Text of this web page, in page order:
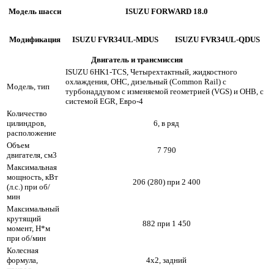
Модель шасси ISUZU FORWARD 18.0
Модификация ISUZU FVR34UL-MDUS ISUZU FVR34UL-QDUS
Двигатель и трансмиссия
Модель, тип
ISUZU 6HK1-TCS, Четырехтактный, жидкостного
охлаждения, OHC, дизельный (Common Rail) с
турбонаддувом с изменяемой геометрией (VGS) и ОНВ, с
системой EGR, Евро-4
Количество
цилиндров,
расположение
6, в ряд
Объем
двигателя, см3
7 790
Максимальная
мощность, кВт
(л.с.) при об/
мин
206 (280) при 2 400
Максимальный
крутящий
момент, Н*м
при об/мин
882 при 1 450
Колесная
формула,
4х2, задний